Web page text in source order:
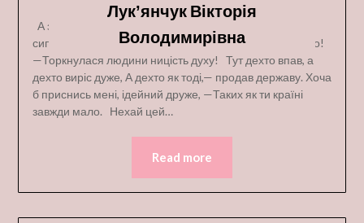
Лукʼянчук Вікторія
Володимирівна
А знаєш, Стусе, все в нас як в кіно: В нас досі мова
сиплеться повз вухо. Нема різниці, кажуть, чуєш?,— дно!
—Торкнулася людини ницість духу! Тут дехто впав, а
дехто виріс дуже, А дехто як тоді,— продав державу. Хоча
б приснись мені, ідейний друже, —Таких як ти країні
завжди мало. Нехай цей…
Read more